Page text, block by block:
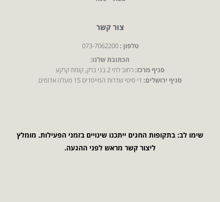
צור קשר
טלפון : 073-7062200
הכתובת שלנו:
סניף מרכז:רחוב לחי 2 בני ברק, קומת קרקע
סניף ירושלים:די סיטי שדרות המייסדים 15 מעלה אדומים
שימו לב: בתקופות החגים ייתכנו שינויים בזמני הפעילות. מומלץ
ליצור קשר מראש לפני ההגעה.